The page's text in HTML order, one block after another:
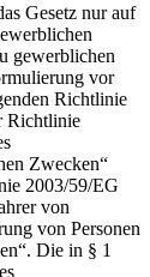
Gesetz nur auf
gewerblichen
vor
Richtlinie
Richtlinie
Zwecken“
2003/59/EG
von
von Personen
Die in § 1